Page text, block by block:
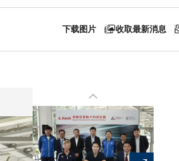
下载图片 收取最新消息